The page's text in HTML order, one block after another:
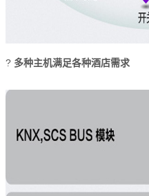
? 多种主机满足各种酒店需求